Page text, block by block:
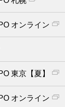
オンライン
東京【夏】
オンライン